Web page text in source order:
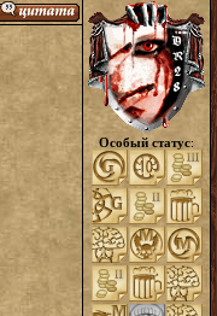
Особый статус: